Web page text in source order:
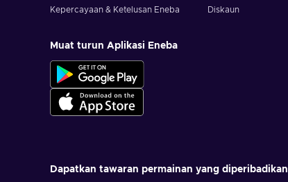
Kepercayaan & Ketelusan Eneba
Diskaun
Muat turun Aplikasi Eneba
Dapatkan tawaran permainan yang diperibadikan